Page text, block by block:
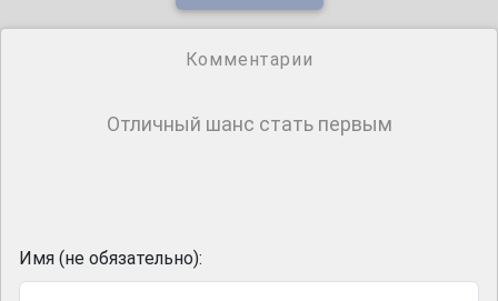
Комментарии
Отличный шанс стать первым
Имя (не обязательно):